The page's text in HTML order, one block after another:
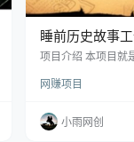
睡前历史故事
过程就特别简
项目介绍 本项目就
己的一个私城进行
们起号的过程就特
到牧益。 课程目录
网赚项目
小雨网创